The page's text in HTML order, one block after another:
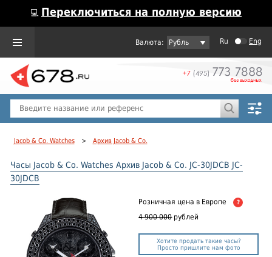
💻 Переключиться на полную версию
Рубль Ru Eng
Jacob & Co. Watches > Архив Jacob & Co.
Часы Jacob & Co. Watches Архив Jacob & Co. JC-30JDCB JC-
30JDCB
Розничная цена в Европе ?
4 900 000 рублей
Хотите продать такие часы?
Просто пришлите нам фото